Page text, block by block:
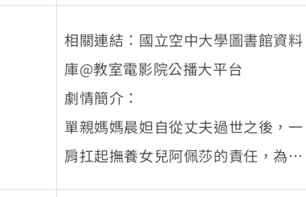
小破壞，到後來癱瘓工廠，成功迫使
冰島政府暫緩與製鋁公司的協商，阻
止新煉鋁廠的興建。就在她準備策畫
更大規模的行動時，卻收到打亂一切
的通知：她等待多時的領養申請終於
通過，一個來自烏克蘭的小女孩正等
著跟她回家！為了實現為人母的心
相關連結：國立空中大學圖書館資料
庫@教室電影院公播大平台
劇情簡介：
單親媽媽晨妲自從丈夫過世之後，一
肩扛起撫養女兒阿佩莎的責任，為了
讓女兒獲得最好的資源，晨妲四處奔